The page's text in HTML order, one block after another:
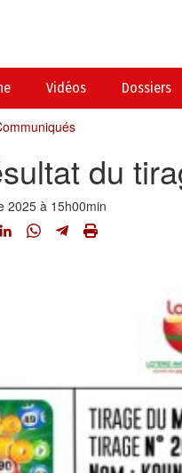
Vidéos Dossiers
du
2025 à 15h00min